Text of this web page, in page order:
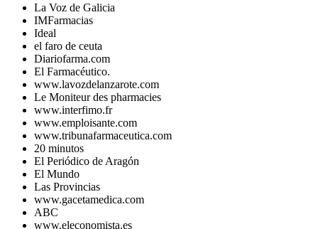
La Voz de Galicia
IMFarmacias
Ideal
el faro de ceuta
Diariofarma.com
El Farmacéutico.
www.lavozdelanzarote.com
Le Moniteur des pharmacies
www.interfimo.fr
www.emploisante.com
www.tribunafarmaceutica.com
20 minutos
El Periódico de Aragón
El Mundo
Las Provincias
www.gacetamedica.com
ABC
www.eleconomista.es